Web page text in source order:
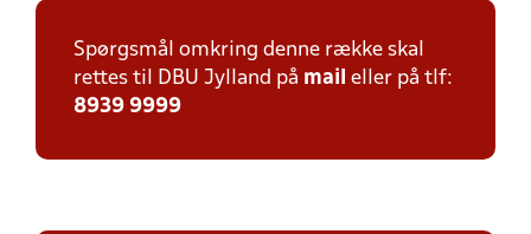
Spørgsmål omkring denne række skal
rettes til DBU Jylland på mail eller på tlf:
8939 9999